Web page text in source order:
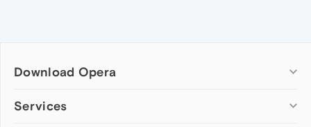
Download Opera
Computer browsers
Services